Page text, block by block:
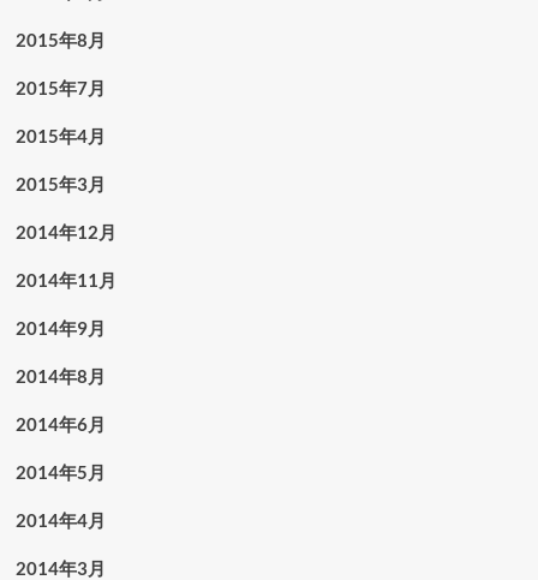
2015年8月
2015年7月
2015年4月
2015年3月
2014年12月
2014年11月
2014年9月
2014年8月
2014年6月
2014年5月
2014年4月
2014年3月